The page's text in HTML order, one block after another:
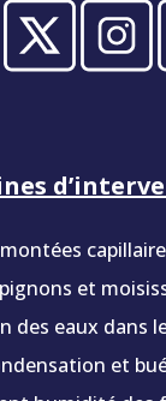
et
des eaux dans
et